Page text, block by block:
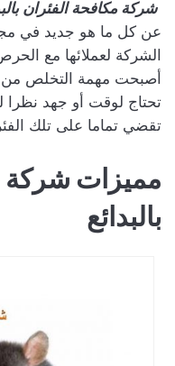
شركة مكافحة الفئران
عن كل ما هو جديد في
الشركة لعملائها مع
أصبحت مهمة التخلص من
تحتاج لوقت أو جهد نظرا
تقضي تماما على تلك
مميزات شركة
بالبدائع